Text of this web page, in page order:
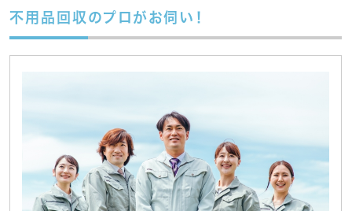
不用品回収のプロがお伺い！